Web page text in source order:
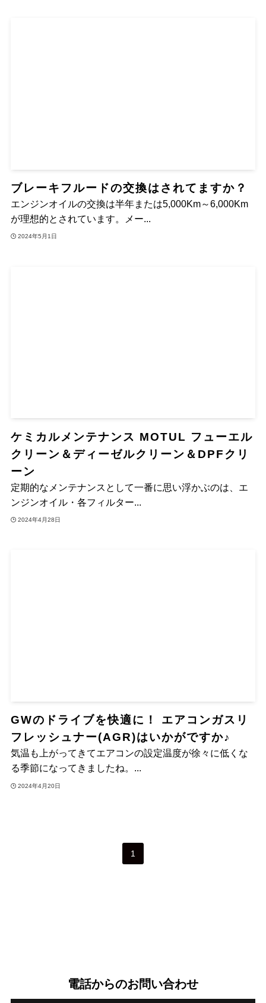
ブレーキフルードの交換はされてますか？
エンジンオイルの交換は半年または5,000Km～6,000Km
が理想的とされています。メー...
2024年5月1日
ケミカルメンテナンス MOTUL フューエル
クリーン＆ディーゼルクリーン＆DPFクリ
ーン
定期的なメンテナンスとして一番に思い浮かぶのは、エ
ンジンオイル・各フィルター...
2024年4月28日
GWのドライブを快適に！ エアコンガスリ
フレッシュナー(AGR)はいかがですか♪
気温も上がってきてエアコンの設定温度が徐々に低くな
る季節になってきましたね。...
2024年4月20日
1
電話からのお問い合わせ